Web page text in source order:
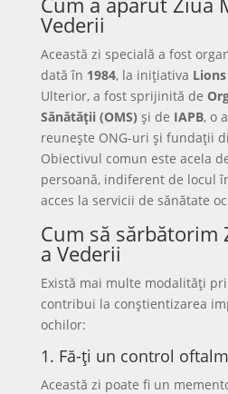
Vederii
Această zi specială a fost
dată în 1984, la inițiativa
Ulterior, a fost sprijinită de
Sănătății (OMS) și de IAPB, o
reunește ONG-uri și fundații
Obiectivul comun este acela
persoană, indiferent de locul
acces la servicii de sănătate
Cum să sărbătorim
a Vederii
Există mai multe modalități
contribui la conștientizarea
ochilor:
1. Fă-ți un control
Această zi poate fi un